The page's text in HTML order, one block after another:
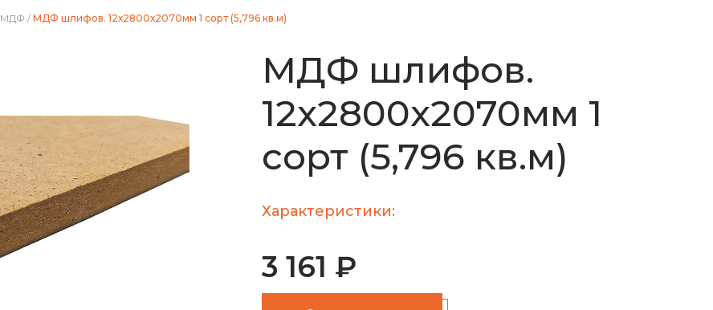
МДФ / МДФ шлифов. 12х2800х2070мм 1 сорт (5,796 кв.м)
МДФ шлифов.
12х2800х2070мм 1
сорт (5,796 кв.м)
Характеристики:
3 161 ₽